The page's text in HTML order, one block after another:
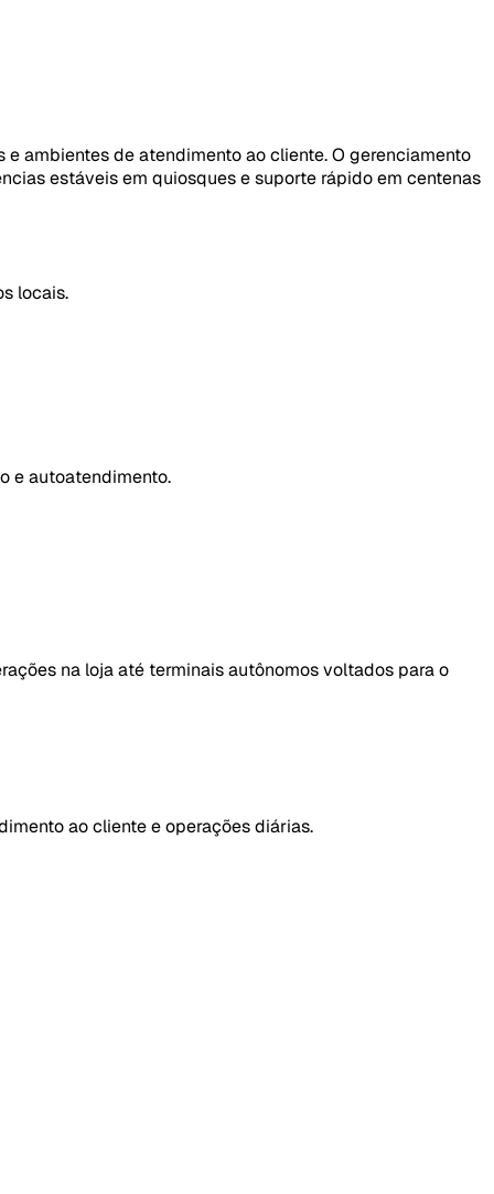
ambientes de atendimento ao cliente. O gerenciamento
estáveis ​​em quiosques e suporte rápido em centenas
locais.
e autoatendimento.
na loja até terminais autônomos voltados para o
ao cliente e operações diárias.